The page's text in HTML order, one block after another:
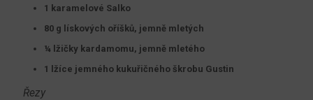
1 karamelové Salko
80 g lískových oříšků, jemně mletých
¼ lžičky kardamomu, jemně mletého
1 lžíce jemného kukuřičného škrobu Gustin
Řezy